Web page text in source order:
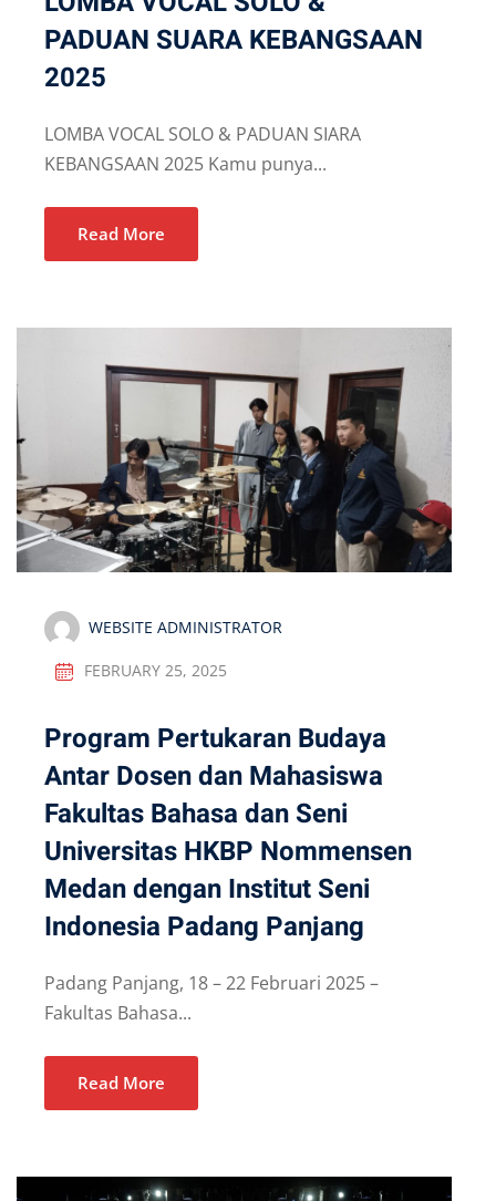
PADUAN SUARA KEBANGSAAN
2025
LOMBA VOCAL SOLO & PADUAN SIARA
KEBANGSAAN 2025 Kamu punya...
Read More
WEBSITE ADMINISTRATOR
FEBRUARY 25, 2025
Program Pertukaran Budaya
Antar Dosen dan Mahasiswa
Fakultas Bahasa dan Seni
Universitas HKBP Nommensen
Medan dengan Institut Seni
Indonesia Padang Panjang
Padang Panjang, 18 – 22 Februari 2025 –
Fakultas Bahasa...
Read More